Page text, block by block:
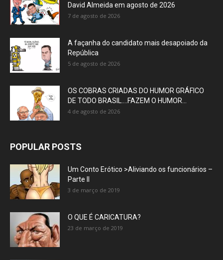
David Almeida em agosto de 2026
7 de agosto de 2026
A façanha do candidato mais desapoiado da
República
5 de agosto de 2026
OS COBRAS CRIADAS DO HUMOR GRÁFICO
DE TODO BRASIL….FAZEM O HUMOR...
4 de agosto de 2026
POPULAR POSTS
Um Conto Erótico >Aliviando os funcionários –
Parte II
3 de março de 2019
O QUE É CARICATURA?
23 de março de 2019